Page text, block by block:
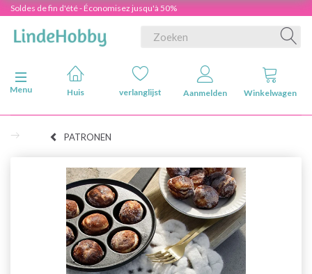
Soldes de fin d'été - Économisez jusqu'à 50%
Navigatie in-/uitschakelen
Menu
Huis verlanglijst Aanmelden Winkelwagen
PATRONEN